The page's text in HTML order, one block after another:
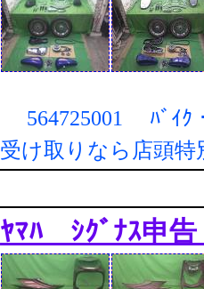
564725001 ﾊﾞｲｸ
受け取りなら店頭特
ﾔﾏﾊ ｼｸﾞﾅｽ申